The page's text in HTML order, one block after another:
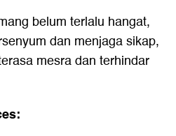
belum terlalu hangat,
dan menjaga sikap,
mesra dan terhindar